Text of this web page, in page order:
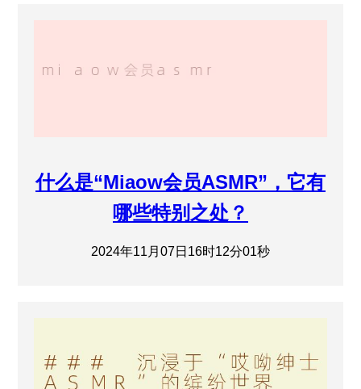
什么是“Miaow会员ASMR”，它有
哪些特别之处？
2024年11月07日16时12分01秒